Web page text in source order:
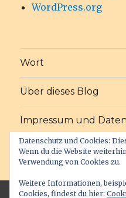
WordPress.org
Wort
Über dieses Blog
Impressum und
b-logos.de Stolz
Datenschutz und Cookies:
Wenn du die Website
Verwendung von Cookies zu.
Weitere Informationen,
Cookies, findest du hier: